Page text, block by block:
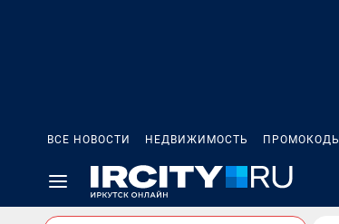
ВСЕ НОВОСТИ НЕДВИЖИМОСТЬ ПРОМОКОДЫ